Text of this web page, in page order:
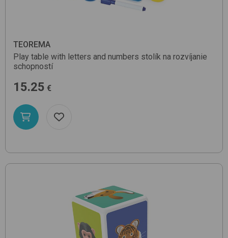
TEOREMA
Play table with letters and numbers stolík na rozvíjanie
schopností
15.25 €